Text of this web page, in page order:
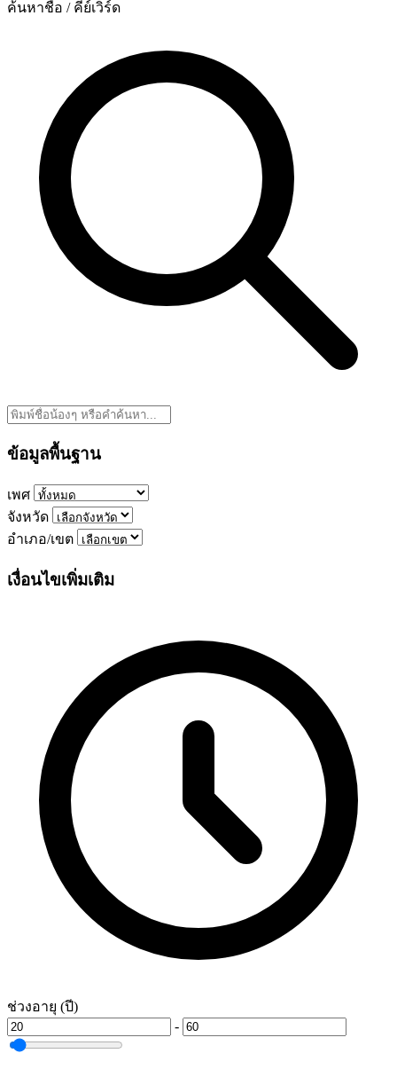
ค้นหาชื่อ / คีย์เวิร์ด
ข้อมูลพื้นฐาน
เพศ
จังหวัด
อำเภอ/เขต
เงื่อนไขเพิ่มเติม
ช่วงอายุ (ปี)
-